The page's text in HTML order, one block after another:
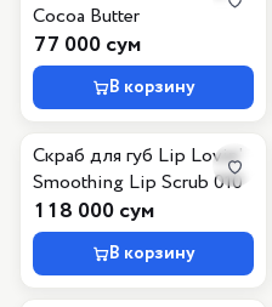
Cocoa Butter
77 000 сум
В корзину
Скраб для губ Lip Lovin'
Smoothing Lip Scrub 010
118 000 сум
В корзину